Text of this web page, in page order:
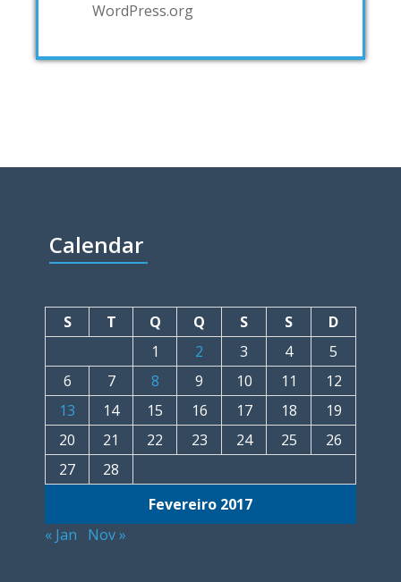
WordPress.org
Calendar
Fevereiro 2017
S T Q Q S S
D
1
2 3 4
5
6
7 8 9 10 11
12
13
14 15 16 17 18
19
20
21 22 23 24 25
26
27
28
« Jan Nov »